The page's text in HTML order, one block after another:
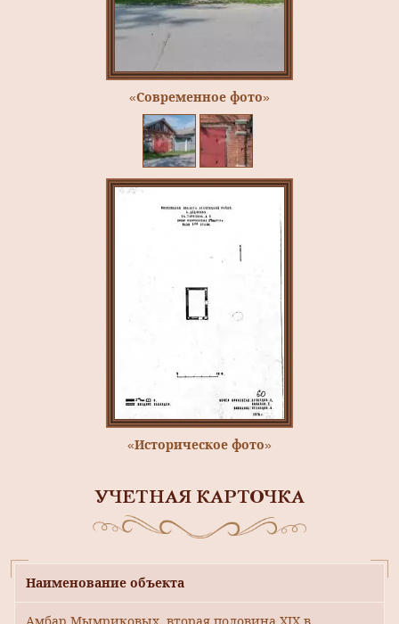
«Современное фото»
«Историческое фото»
УЧЕТНАЯ КАРТОЧКА
Наименование объекта